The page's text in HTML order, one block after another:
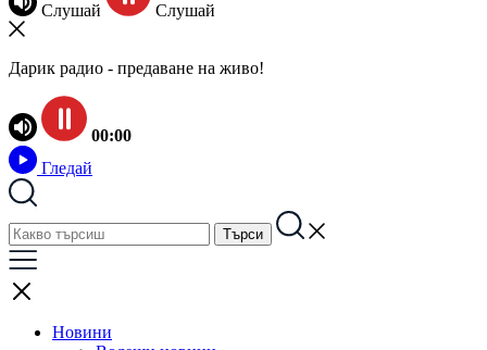
Слушай Слушай
Дарик радио - предаване на живо!
00:00
Гледай
Новини